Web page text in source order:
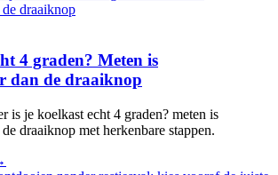
4 graden? Meten is
dan de draaiknop
is je koelkast echt 4 graden? meten is
draaiknop met herkenbare stappen.